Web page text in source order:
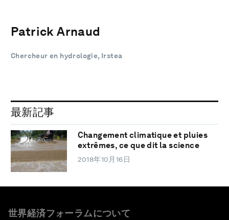
Patrick Arnaud
Chercheur en hydrologie, Irstea
最新記事
Changement climatique et pluies
extrêmes, ce que dit la science
2018年10月16日
世界経済フォーラムについて